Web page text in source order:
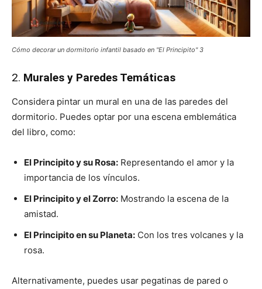
Cómo decorar un dormitorio infantil basado en "El Principito" 3
2. Murales y Paredes Temáticas
Considera pintar un mural en una de las paredes del
dormitorio. Puedes optar por una escena emblemática
del libro, como:
El Principito y su Rosa: Representando el amor y la
importancia de los vínculos.
El Principito y el Zorro: Mostrando la escena de la
amistad.
El Principito en su Planeta: Con los tres volcanes y la
rosa.
Alternativamente, puedes usar pegatinas de pared o